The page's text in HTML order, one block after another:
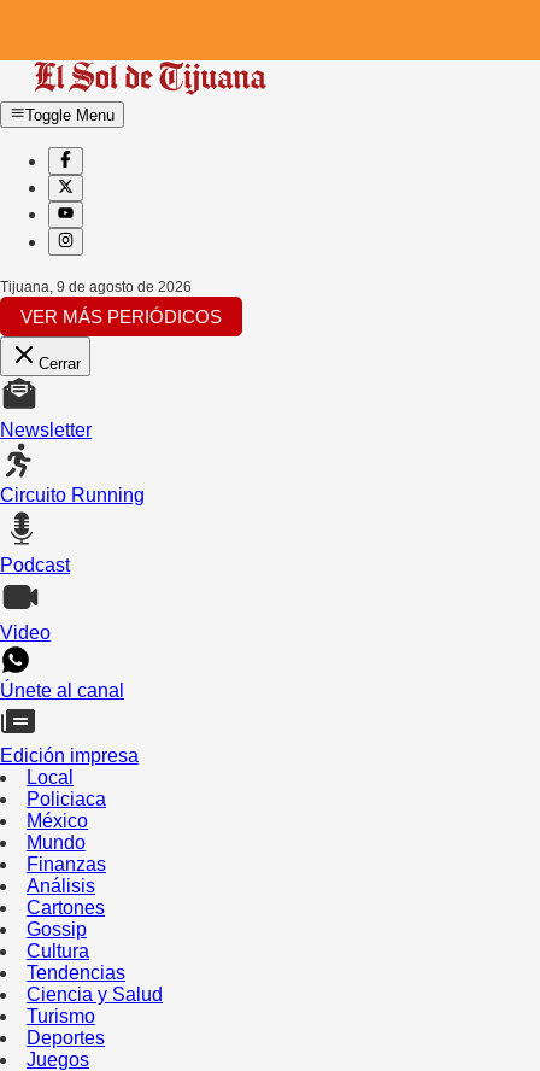
Toggle Menu
Tijuana 9 de agosto de 2026
VER MÁS PERIÓDICOS
Cerrar
Newsletter
Circuito Running
Podcast
Video
Únete al canal
Edición impresa
Local
Policiaca
México
Mundo
Finanzas
Análisis
Cartones
Gossip
Cultura
Tendencias
Ciencia y Salud
Turismo
Deportes
Juegos